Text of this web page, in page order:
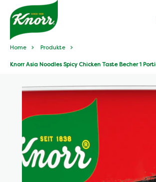
Home Produkte
Knorr Asia Noodles Spicy Chicken Taste Becher 1